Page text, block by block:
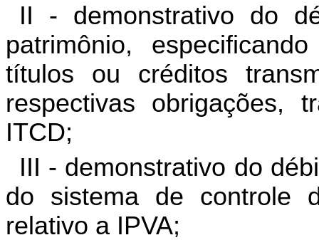
II - demonstrativo do
patrimônio,
títulos ou créditos
respectivas obrigações,
ITCD;
III - demonstrativo do
do sistema de controle
relativo a IPVA;